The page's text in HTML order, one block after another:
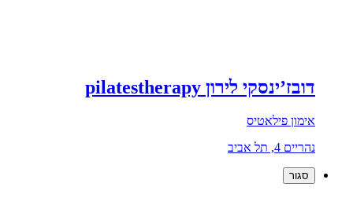
דובז’ינסקי לירון pilatestherapy
אימון פילאטיס
נהריים 4, תל אביב
סגור